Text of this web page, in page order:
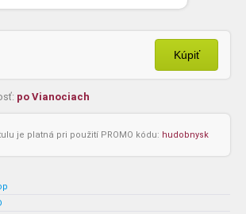
Kúpiť
po Vianociach
je platná pri použití PROMO kódu: hudobnysk